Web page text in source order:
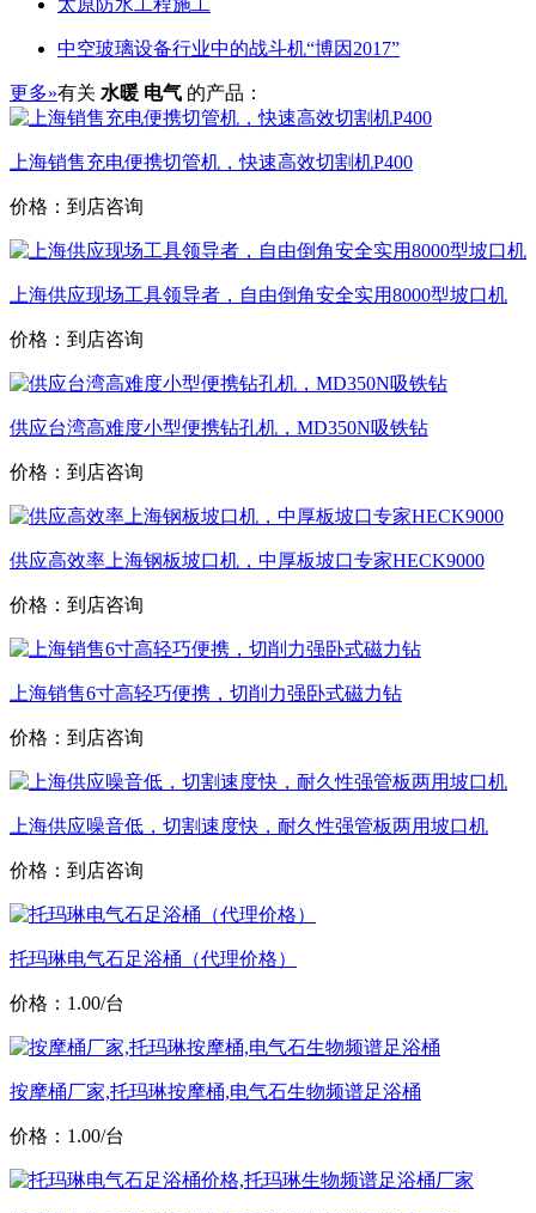
太原防水工程施工
中空玻璃设备行业中的战斗机“博因2017”
更多»有关 水暖 电气 的产品：
上海销售充电便携切管机，快速高效切割机P400
价格：到店咨询
上海供应现场工具领导者，自由倒角安全实用8000型坡口机
价格：到店咨询
供应台湾高难度小型便携钻孔机，MD350N吸铁钻
价格：到店咨询
供应高效率上海钢板坡口机，中厚板坡口专家HECK9000
价格：到店咨询
上海销售6寸高轻巧便携，切削力强卧式磁力钻
价格：到店咨询
上海供应噪音低，切割速度快，耐久性强管板两用坡口机
价格：到店咨询
托玛琳电气石足浴桶（代理价格）
价格：1.00/台
按摩桶厂家,托玛琳按摩桶,电气石生物频谱足浴桶
价格：1.00/台